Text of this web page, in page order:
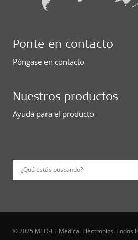
Ponte en contacto
Póngase en contacto
Nuestros productos
Ayuda para el producto
¿Qué estás buscando?
© 2025 MED-EL Medical Electronics. Todos